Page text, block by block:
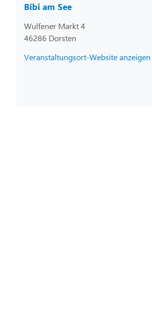
Bibi am See
Wulfener Markt 4
46286 Dorsten
Veranstaltungsort-Website anzeigen